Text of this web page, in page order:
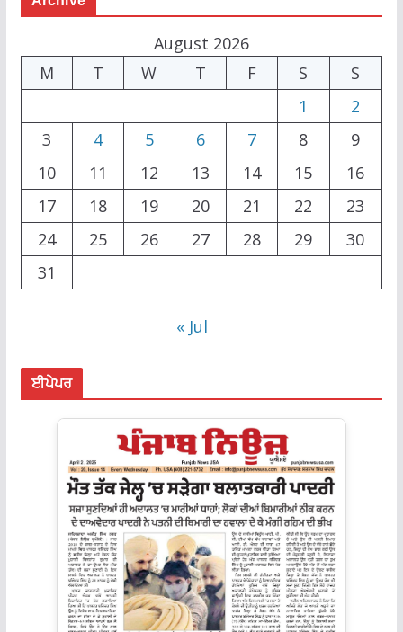
August 2026
M
T W T F S
S
1
2
3
4 5 6 7 8
9
10
11 12 13 14 15
16
17
18 19 20 21 22
23
24
25 26 27 28 29
30
31
« Jul
ਈਪੇਪਰ